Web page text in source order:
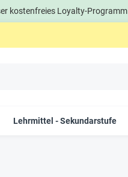
kostenfreies Loyalty-Programm
Lehrmittel - Sekundarstufe